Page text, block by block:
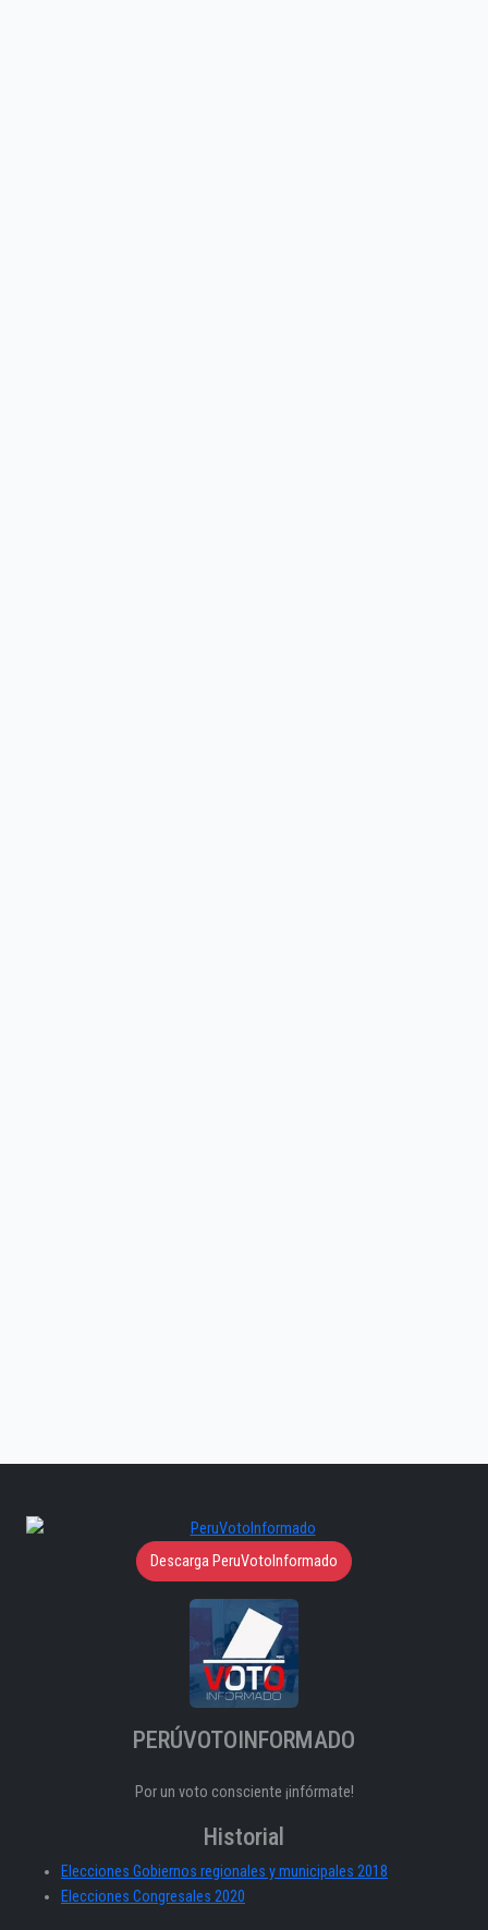
Descarga PeruVotoInformado
PERÚVOTOINFORMADO
Por un voto consciente ¡infórmate!
Historial
Elecciones Gobiernos regionales y municipales 2018
Elecciones Congresales 2020